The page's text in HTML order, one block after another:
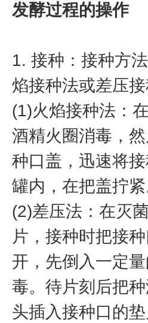
发酵过程的操作
1. 接种：接种方
焰接种法或差压接
(1)火焰接种法：
酒精火圈消毒，
种口盖，迅速将
罐内，在把盖拧紧
(2)差压法：在灭
片，接种时把接
开，先倒入一定
毒。待片刻后把
头插入接种口的